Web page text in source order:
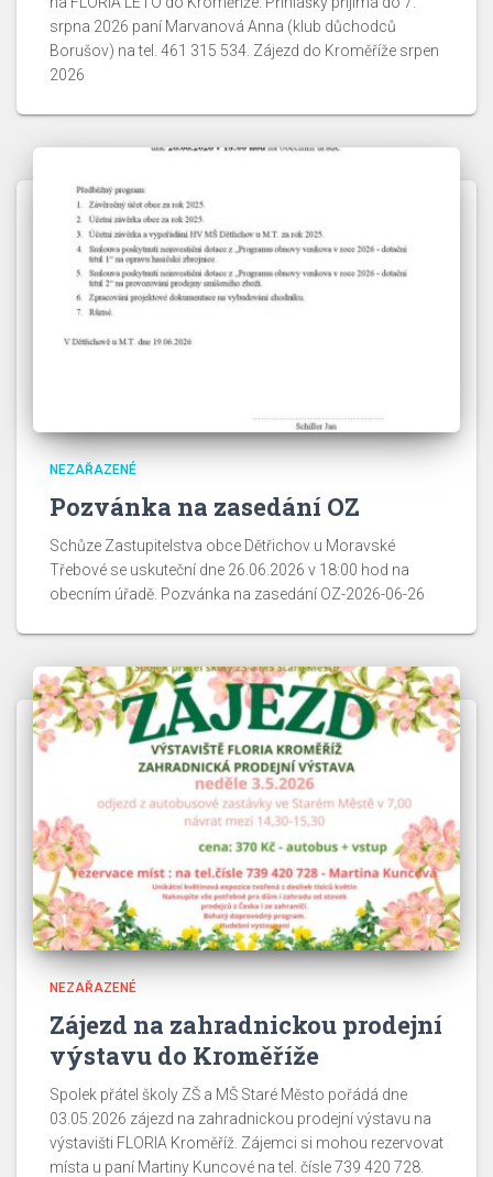
srpna 2026 paní Marvanová Anna (klub důchodců
Borušov) na tel. 461 315 534. Zájezd do Kroměříže srpen
2026
NEZAŘAZENÉ
Pozvánka na zasedání OZ
Schůze Zastupitelstva obce Dětřichov u Moravské
Třebové se uskuteční dne 26.06.2026 v 18:00 hod na
obecním úřadě. Pozvánka na zasedání OZ-2026-06-26
NEZAŘAZENÉ
Zájezd na zahradnickou prodejní
výstavu do Kroměříže
Spolek přátel školy ZŠ a MŠ Staré Město pořádá dne
03.05.2026 zájezd na zahradnickou prodejní výstavu na
výstavišti FLORIA Kroměříž. Zájemci si mohou rezervovat
místa u paní Martiny Kuncové na tel. čísle 739 420 728.